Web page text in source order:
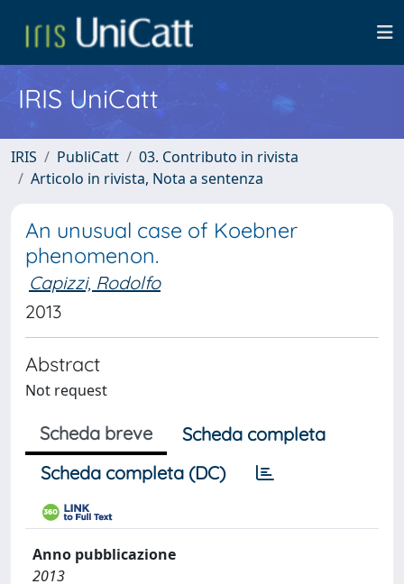
IRIS UniCatt
IRIS PubliCatt
03. Contributo in rivista
Articolo in rivista, Nota a sentenza
An unusual case of Koebner
phenomenon.
Capizzi, Rodolfo
2013
Abstract
Not request
Scheda breve
Scheda completa
Scheda completa (DC)
Anno pubblicazione
2013